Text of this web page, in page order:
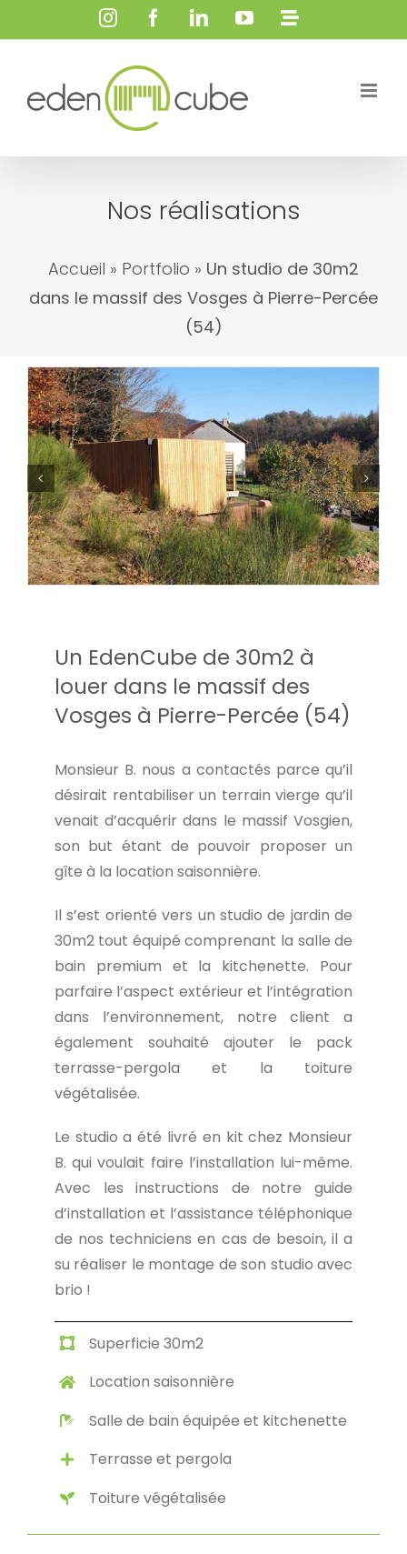
InstagramFacebookLinkedInYouTube
Nos réalisations
Accueil » Portfolio » Un studio de 30m2
dans le massif des Vosges à Pierre-Percée
(54)
Un EdenCube de 30m2 à
louer dans le massif des
Vosges à Pierre-Percée (54)
Monsieur B. nous a contactés parce qu’il
désirait rentabiliser un terrain vierge qu’il
venait d’acquérir dans le massif Vosgien,
son but étant de pouvoir proposer un
gîte à la location saisonnière.
Il s’est orienté vers un studio de jardin de
30m2 tout équipé comprenant la salle de
bain premium et la kitchenette. Pour
parfaire l’aspect extérieur et l’intégration
dans l’environnement, notre client a
également souhaité ajouter le pack
terrasse-pergola et la toiture
végétalisée.
Le studio a été livré en kit chez Monsieur
B. qui voulait faire l’installation lui-même.
Avec les instructions de notre guide
d’installation et l’assistance téléphonique
de nos techniciens en cas de besoin, il a
su réaliser le montage de son studio avec
brio !
Superficie 30m2
Location saisonnière
Salle de bain équipée et kitchenette
Terrasse et pergola
Toiture végétalisée